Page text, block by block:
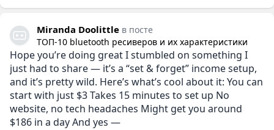
Miranda Doolittle в посте
ТОП-10 bluetooth ресиверов и их характеристики
Hope you’re doing great I stumbled on something I
just had to share — it’s a “set & forget” income setup,
and it’s pretty wild. Here’s what’s cool about it: You can
start with just $3 Takes 15 minutes to set up No
website, no tech headaches Might get you around
$186 in a day And yes —